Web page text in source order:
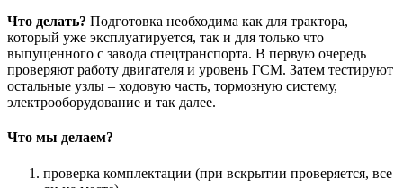
Что делать? Подготовка необходима как для трактора,
который уже эксплуатируется, так и для только что
выпущенного с завода спецтранспорта. В первую очередь
проверяют работу двигателя и уровень ГСМ. Затем тестируют
остальные узлы – ходовую часть, тормозную систему,
электрооборудование и так далее.
Что мы делаем?
проверка комплектации (при вскрытии проверяется, все